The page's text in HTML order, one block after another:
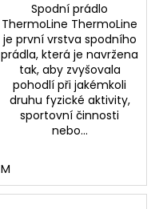
Spodní prádlo
ThermoLine ThermoLine
je první vrstva spodního
prádla, která je navržena
tak, aby zvyšovala
pohodlí při jakémkoli
druhu fyzické aktivity,
sportovní činnosti
nebo...
M